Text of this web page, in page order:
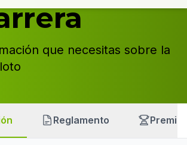
que necesitas sobre la
Reglamento